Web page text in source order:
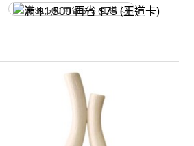
满 $1,500 再省 $75 (王道卡)